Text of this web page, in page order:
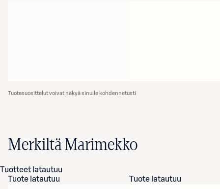
Tuotesuosittelut voivat näkyä sinulle kohdennetusti
Merkiltä Marimekko
Tuotteet latautuu
Tuote latautuu
Tuote latautuu